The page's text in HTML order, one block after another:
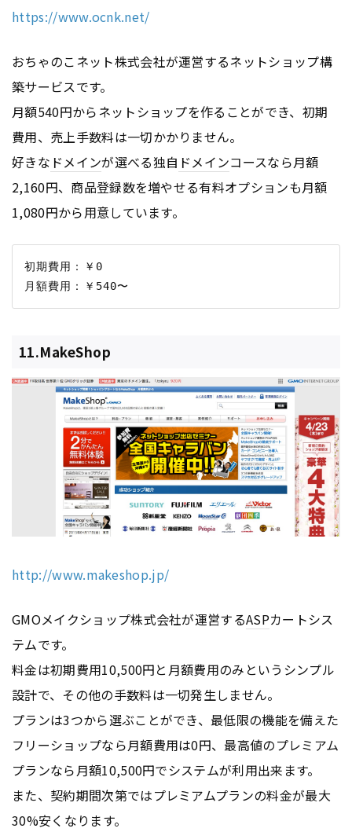
https://www.ocnk.net/
おちゃのこネット株式会社が運営するネットショップ構
築サービスです。
月額540円からネットショップを作ることができ、初期
費用、売上手数料は一切かかりません。
好きな ドメインが選べる独自 ドメインコースなら月額
2,160円、商品登録数を増やせる有料オプションも月額
1,080円から用意しています。
初期費用：￥0
11.MakeShop
http://www.makeshop.jp/
GMOメイクショップ株式会社が運営するASPカートシス
テムです。
料金は初期費用10,500円と月額費用のみというシンプル
設計で、その他の手数料は一切発生しません。
プランは3つから選ぶことができ、最低限の機能を備えた
フリーショップなら月額費用は0円、最高値のプレミアム
プランなら月額10,500円でシステムが利用出来ます。
また、契約期間次第ではプレミアムプランの料金が最大
30%安くなります。